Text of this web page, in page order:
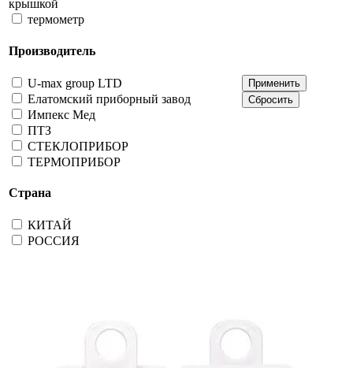
крышкой
термометр
Производитель
U-max group LTD
Елатомский приборный завод
Импекс Мед
ПТЗ
СТЕКЛОПРИБОР
ТЕРМОПРИБОР
Страна
КИТАЙ
РОССИЯ